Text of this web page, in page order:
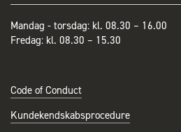
Mandag - torsdag: kl. 08.30 – 16.00
Fredag: kl. 08.30 – 15.30
Code of Conduct
Kundekendskabsprocedure